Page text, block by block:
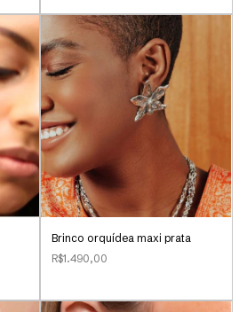
Brinco orquídea maxi prata
R$1.490,00